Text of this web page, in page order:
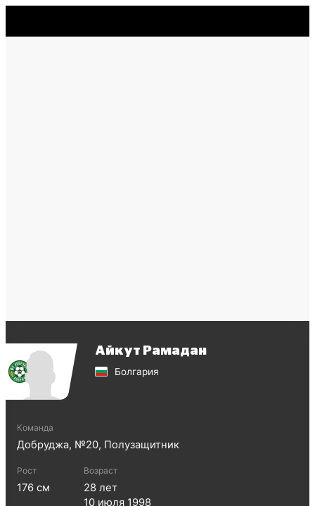
Айкут Рамадан
Болгария
Команда
Добруджа, №20, Полузащитник
Рост
176 см
Возраст
28 лет
10 июля 1998